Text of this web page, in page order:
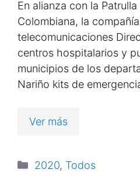
En alianza con la
Colombiana, la
telecomunicaciones
centros hospitalarios y
municipios de los
Nariño kits de
Ver más
2020, Todos